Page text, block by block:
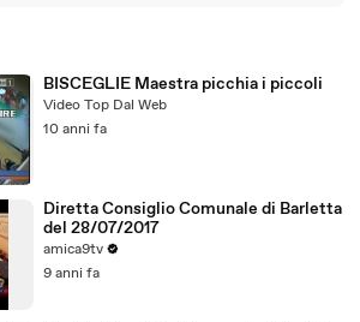
BISCEGLIE Maestra picchia i piccoli
Video Top Dal Web
10 anni fa
Diretta Consiglio Comunale di Barletta
del 28/07/2017
amica9tv
9 anni fa